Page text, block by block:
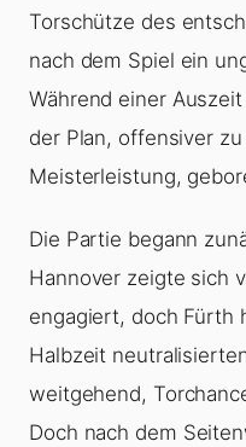
Torschütze des
nach dem Spiel ein
Während einer
der Plan, offensiver
Meisterleistung,
Die Partie begann
Hannover zeigte sich
engagiert, doch Fürth
Halbzeit
weitgehend,
Doch nach dem